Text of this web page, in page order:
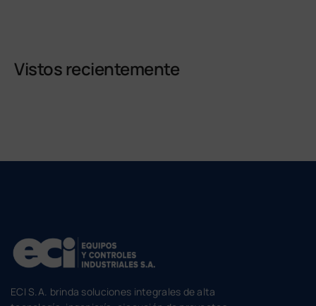
Vistos recientemente
ECI S.A. brinda soluciones integrales de alta